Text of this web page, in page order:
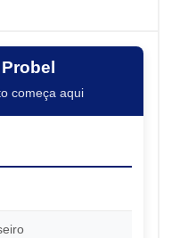
começa aqui